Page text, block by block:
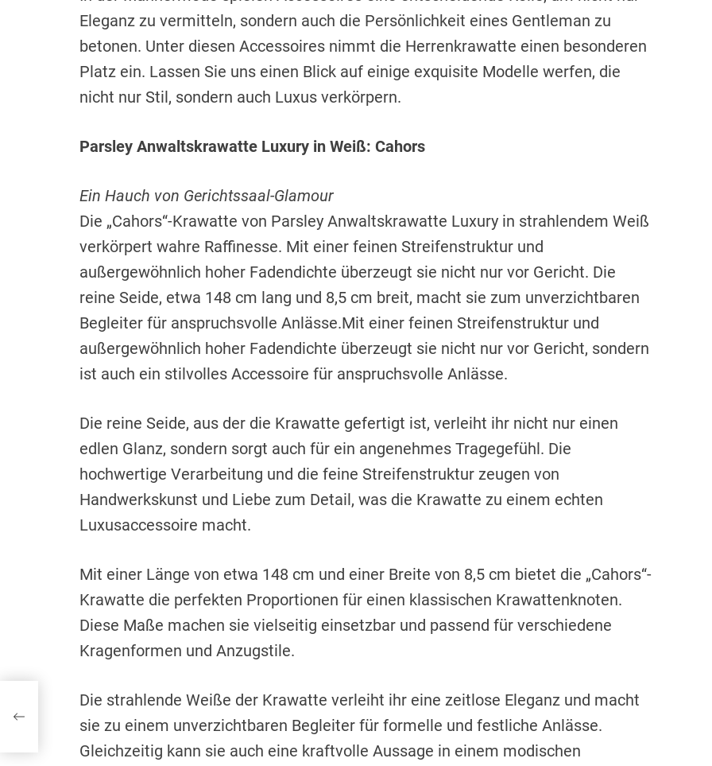
Eleganz zu vermitteln, sondern auch die Persönlichkeit eines Gentleman zu
betonen. Unter diesen Accessoires nimmt die Herrenkrawatte einen besonderen
Platz ein. Lassen Sie uns einen Blick auf einige exquisite Modelle werfen, die
nicht nur Stil, sondern auch Luxus verkörpern.
Parsley Anwaltskrawatte Luxury in Weiß: Cahors
Ein Hauch von Gerichtssaal-Glamour
Die „Cahors“-Krawatte von Parsley Anwaltskrawatte Luxury in strahlendem Weiß
verkörpert wahre Raffinesse. Mit einer feinen Streifenstruktur und
außergewöhnlich hoher Fadendichte überzeugt sie nicht nur vor Gericht. Die
reine Seide, etwa 148 cm lang und 8,5 cm breit, macht sie zum unverzichtbaren
Begleiter für anspruchsvolle Anlässe.Mit einer feinen Streifenstruktur und
außergewöhnlich hoher Fadendichte überzeugt sie nicht nur vor Gericht, sondern
ist auch ein stilvolles Accessoire für anspruchsvolle Anlässe.
Die reine Seide, aus der die Krawatte gefertigt ist, verleiht ihr nicht nur einen
edlen Glanz, sondern sorgt auch für ein angenehmes Tragegefühl. Die
hochwertige Verarbeitung und die feine Streifenstruktur zeugen von
Handwerkskunst und Liebe zum Detail, was die Krawatte zu einem echten
Luxusaccessoire macht.
Mit einer Länge von etwa 148 cm und einer Breite von 8,5 cm bietet die „Cahors“-
Krawatte die perfekten Proportionen für einen klassischen Krawattenknoten.
Diese Maße machen sie vielseitig einsetzbar und passend für verschiedene
Kragenformen und Anzugstile.
Die strahlende Weiße der Krawatte verleiht ihr eine zeitlose Eleganz und macht
sie zu einem unverzichtbaren Begleiter für formelle und festliche Anlässe.
Gleichzeitig kann sie auch eine kraftvolle Aussage in einem modischen